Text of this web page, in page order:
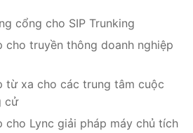
cổng cho SIP Trunking
truyền thông doanh nghiệp
từ xa cho các trung tâm cuộc
cử
Lync giải pháp máy chủ tích